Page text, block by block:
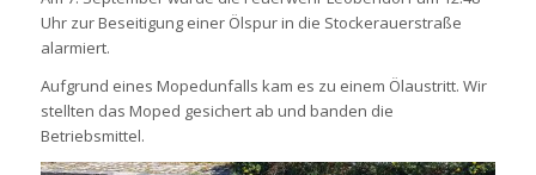
Uhr zur Beseitigung einer Ölspur in die Stockerauerstraße
alarmiert.
Aufgrund eines Mopedunfalls kam es zu einem Ölaustritt. Wir
stellten das Moped gesichert ab und banden die
Betriebsmittel.